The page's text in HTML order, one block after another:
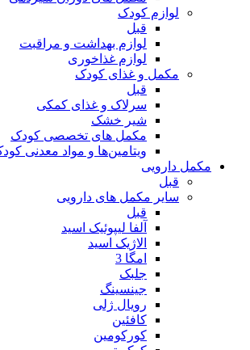
لوازم کودک
قبل
لوازم بهداشت و مراقبت
لوازم غذاخوری
مکمل و غذای کودک
قبل
سرلاک و غذای کمکی
شیر خشک
مکمل های تخصصی کودک
ویتامین‌ها و مواد معدنی
مکمل دارویی
قبل
سایر مکمل های دارویی
قبل
آلفا لیپوئیک اسید
الاژیک اسید
امگا 3
جلبک
جینسینگ
رویال ژلی
کافئین
کورکومین